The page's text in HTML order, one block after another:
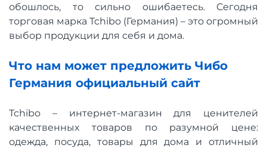
обошлось, то сильно ошибаетесь. Сегодня
торговая марка Tchibo (Германия) – это огромный
выбор продукции для себя и дома.
Что нам может предложить Чибо
Германия официальный сайт
Tchibo – интернет-магазин для ценителей
качественных товаров по разумной цене:
одежда, посуда, товары для дома и отличный